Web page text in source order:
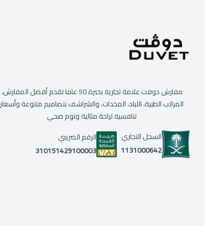
مفارش دوفت علامة تجارية بخبرة 50 عاما تقدم أفضل المفارش،
المراتب الطبية، اللباد، المخدات، والشراشف بتصاميم متنوعة وأسعار
تنافسية لراحة مثالية ونوم صحي
السجل التجاري
1131000642
الرقم الضريبي
310151429100003